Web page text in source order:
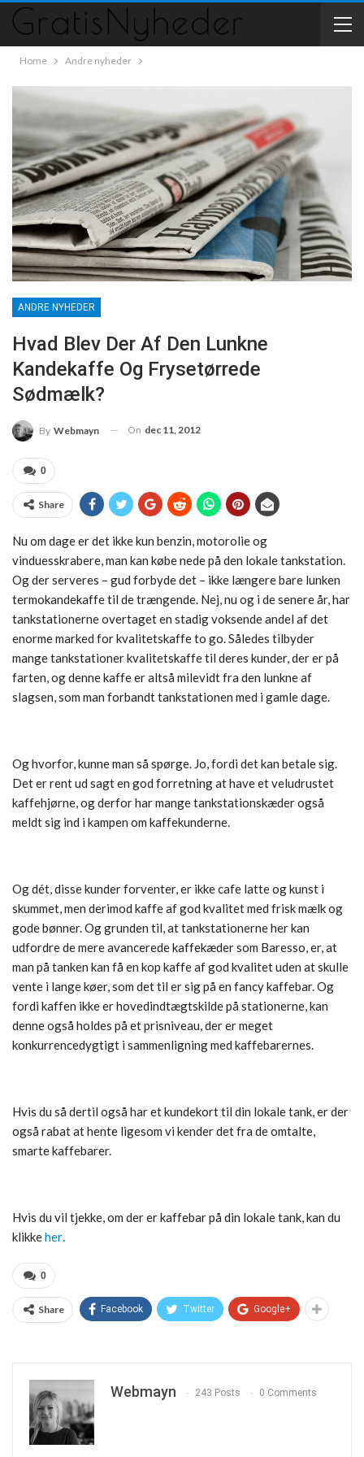
Home Andre nyheder
ANDRE NYHEDER
Hvad Blev Der Af Den Lunkne
Kandekaffe Og Frysetørrede
Sødmælk?
By Webmayn On dec 11, 2012
0
Share
Nu om dage er det ikke kun benzin, motorolie og
vinduesskrabere, man kan købe nede på den lokale tankstation.
Og der serveres – gud forbyde det – ikke længere bare lunken
termokandekaffe til de trængende. Nej, nu og i de senere år, har
tankstationerne overtaget en stadig voksende andel af det
enorme marked for kvalitetskaffe to go. Således tilbyder
mange tankstationer kvalitetskaffe til deres kunder, der er på
farten, og denne kaffe er altså milevidt fra den lunkne af
slagsen, som man forbandt tankstationen med i gamle dage.
Og hvorfor, kunne man så spørge. Jo, fordi det kan betale sig.
Det er rent ud sagt en god forretning at have et veludrustet
kaffehjørne, og derfor har mange tankstationskæder også
meldt sig ind i kampen om kaffekunderne.
Og dét, disse kunder forventer, er ikke cafe latte og kunst i
skummet, men derimod kaffe af god kvalitet med frisk mælk og
gode bønner. Og grunden til, at tankstationerne her kan
udfordre de mere avancerede kaffekæder som Baresso, er, at
man på tanken kan få en kop kaffe af god kvalitet uden at skulle
vente i lange køer, som det til er sig på en fancy kaffebar. Og
fordi kaffen ikke er hovedindtægtskilde på stationerne, kan
denne også holdes på et prisniveau, der er meget
konkurrencedygtigt i sammenligning med kaffebarernes.
Hvis du så dertil også har et kundekort til din lokale tank, er der
også rabat at hente ligesom vi kender det fra de omtalte,
smarte kaffebarer.
Hvis du vil tjekke, om der er kaffebar på din lokale tank, kan du
klikkeher.
0
Share Facebook Twitter Google+
Webmayn 243 Posts 0 Comments